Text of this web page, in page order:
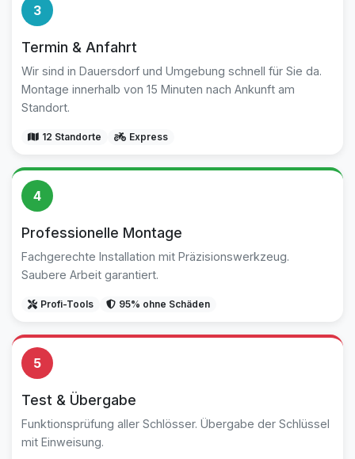
3
Termin & Anfahrt
Wir sind in Dauersdorf und Umgebung schnell für Sie da.
Montage innerhalb von 15 Minuten nach Ankunft am
Standort.
12 Standorte Express
4
Professionelle Montage
Fachgerechte Installation mit Präzisionswerkzeug.
Saubere Arbeit garantiert.
Profi-Tools 95% ohne Schäden
5
Test & Übergabe
Funktionsprüfung aller Schlösser. Übergabe der Schlüssel
mit Einweisung.